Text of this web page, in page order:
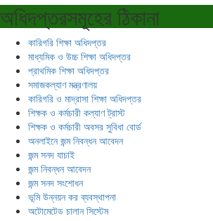
অধিদপ্তরসমূহের ঠিকানা
কারিগরি শিক্ষা অধিদপ্তর
মাধ্যমিক ও উচ্চ শিক্ষা অধিদপ্তর
প্রাথমিক শিক্ষা অধিদপ্তর
সমাজকল্যাণ মন্ত্রণালয়
কারিগরি ও মাদ্রাসা শিক্ষা অধিদপ্তর
শিক্ষক ও কর্মচারী কল্যাণ ট্রাস্ট
শিক্ষক ও কর্মচারী অবসর সুবিধা বোর্ড
অনলাইনে জন্ম নিবন্ধন আবেদন
জন্ম সনদ যাচাই
জন্ম নিবন্ধন আবেদন
জন্ম সনদ সংশোধন
ভূমি উন্নয়ন কর ব্যবস্থাপনা
অটোমেটেড চালান সিস্টেম